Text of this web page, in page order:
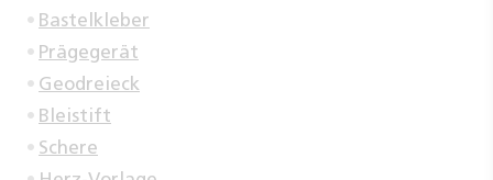
Bastelkleber
Prägegerät
Geodreieck
Bleistift
Schere